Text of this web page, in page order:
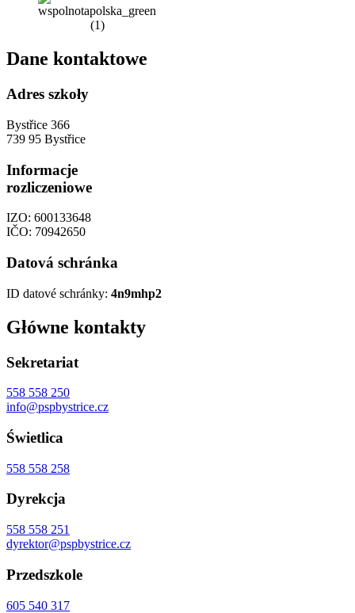
Dane kontaktowe
Adres szkoły
Bystřice 366
739 95 Bystřice
Informacje
rozliczeniowe
IZO: 600133648
IČO: 70942650
Datová schránka
ID datové schránky: 4n9mhp2
Główne kontakty
Sekretariat
558 558 250
info@pspbystrice.cz
Świetlica
558 558 258
Dyrekcja
558 558 251
dyrektor@pspbystrice.cz
Przedszkole
605 540 317